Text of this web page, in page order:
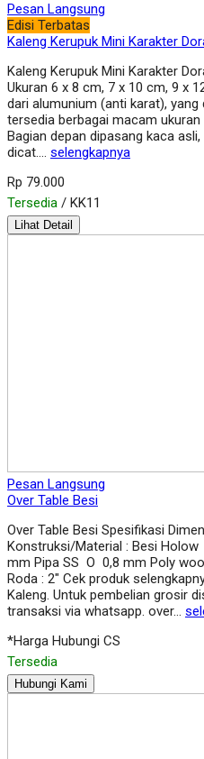
Pesan Langsung
Edisi Terbatas
Kaleng Kerupuk Mini Karakter
Kaleng Kerupuk Mini Karakter
Ukuran 6 x 8 cm, 7 x 10 cm, 9 x
dari alumunium (anti karat),
tersedia berbagai macam
Bagian depan dipasang kaca
dicat…. selengkapnya
Rp 79.000
Tersedia / KK11
Lihat Detail
Pesan Langsung
Over Table Besi
Over Table Besi Spesifikasi
Konstruksi/Material : Besi
mm Pipa SS O 0,8 mm Poly
Roda : 2″ Cek produk
Kaleng. Untuk pembelian grosir
transaksi via whatsapp. over…
*Harga Hubungi CS
Tersedia
Hubungi Kami